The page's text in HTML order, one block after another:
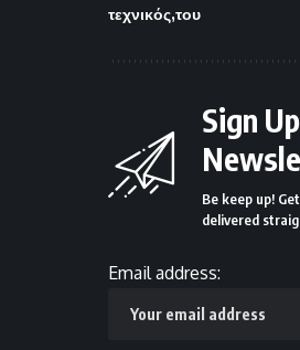
τεχνικός του
Sign
Be keep up!
delivered
Email address: